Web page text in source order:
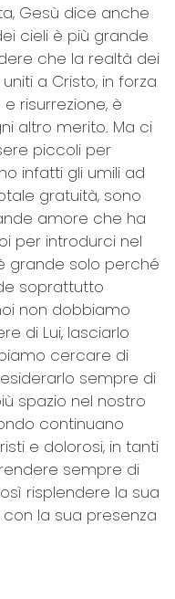
Gesù dice anche
cieli è più grande
che la realtà dei
a Cristo, in forza
risurrezione, è
altro merito. Ma ci
piccoli per
infatti gli umili ad
gratuità, sono
amore che ha
per introdurci nel
grande solo perché
soprattutto
non dobbiamo
di Lui, lasciarlo
cercare di
sempre di
spazio nel nostro
continuano
e dolorosi, in tanti
sempre di
risplendere la sua
la sua presenza